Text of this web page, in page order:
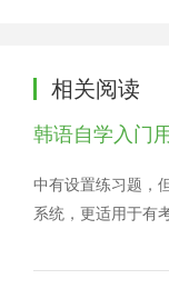
相关阅读
韩语自学入门
中有设置练习题，
系统，更适用于
教材优点： 1.注